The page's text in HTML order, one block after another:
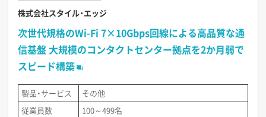
株式会社スタイル・エッジ
次世代規格のWi-Fi 7×10Gbps回線による高品質な通
信基盤 大規模のコンタクトセンター拠点を2か月弱で
スピード構築
製品・サービス
その他
従業員数
100～499名